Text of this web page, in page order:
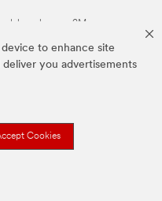
to enhance site
deliver you advertisements
Cookies
van 3M.we